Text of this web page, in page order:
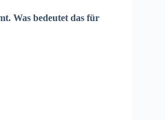
Was bedeutet das für